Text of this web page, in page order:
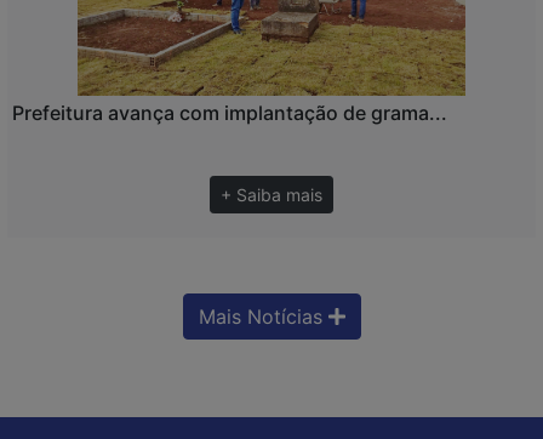
Prefeitura avança com implantação de grama...
+ Saiba mais
Mais Notícias